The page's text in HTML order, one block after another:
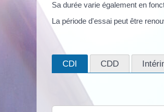
Sa durée varie également en
La période d'essai peut être
CDI CDD